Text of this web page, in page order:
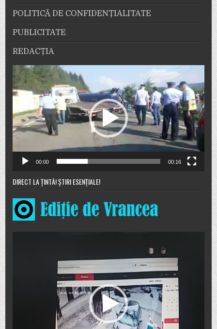
POLITICĂ DE CONFIDENȚIALITATE
PUBLICITATE
REDACȚIA
Player
video
00:00 00:16
DIRECT LA ȚINTĂ! ȘTIRI ESENȚIALE!